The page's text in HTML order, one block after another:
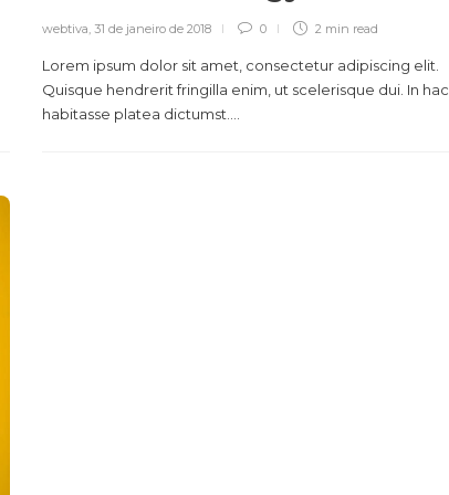
webtiva 31 de janeiro de 2018 0 2 min read
Lorem ipsum dolor sit amet, consectetur adipiscing elit.
Quisque hendrerit fringilla enim, ut scelerisque dui. In hac
habitasse platea dictumst....